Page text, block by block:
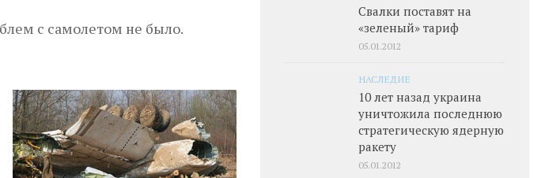
с самолетом не было.
Свалки поставят на
«зеленый» тариф
05.01.2012
НАСЛЕДИЕ
10 лет назад украина
уничтожила последнюю
стратегическую ядерную
ракету
05.01.2012